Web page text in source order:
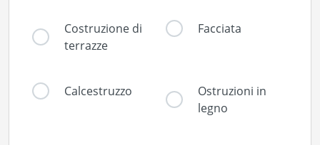
Costruzione di
terrazze
Facciata
Calcestruzzo
Ostruzioni in
legno